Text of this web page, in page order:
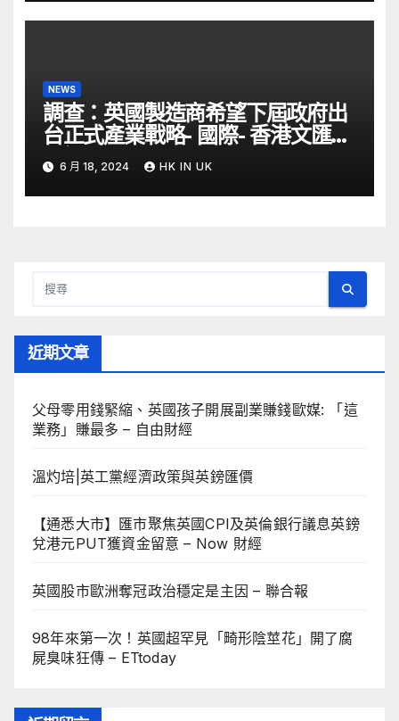
NEWS
調查：英國製造商希望下屆政府出
台正式產業戰略- 國際- 香港文匯網
– 文匯報
6 月 18, 2024 HK IN UK
近期文章
父母零用錢緊縮、英國孩子開展副業賺錢歐媒: 「這
業務」賺最多 – 自由財經
溫灼培|英工黨經濟政策與英鎊匯價
【通悉大市】匯市聚焦英國CPI及英倫銀行議息英鎊
兌港元PUT獲資金留意 – Now 財經
英國股市歐洲奪冠政治穩定是主因 – 聯合報
98年來第一次！英國超罕見「畸形陰莖花」開了腐
屍臭味狂傳 – ETtoday